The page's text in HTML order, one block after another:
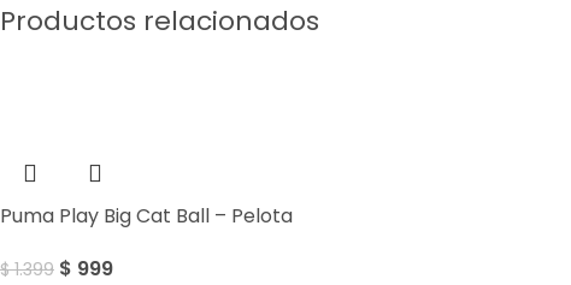
Productos relacionados
Puma Play Big Cat Ball – Pelota
$1.399 $ 999